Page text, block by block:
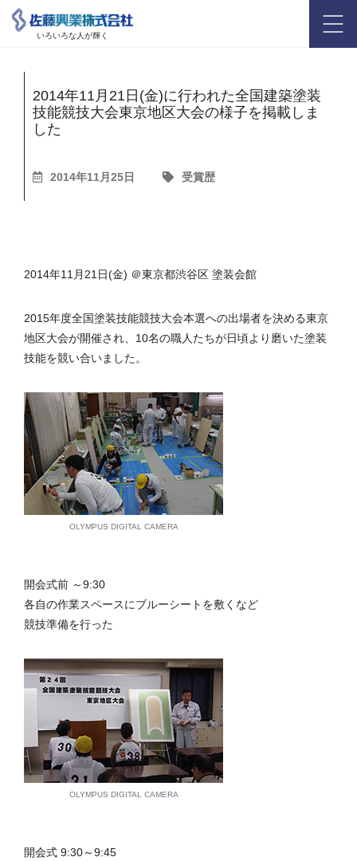
いろいろな人が輝く
2014年11月21日(金)に行われた全国建築塗装
技能競技大会東京地区大会の様子を掲載しま
した
2014年11月25日 受賞歴
2014年11月21日(金) ＠東京都渋谷区 塗装会館
2015年度全国塗装技能競技大会本選への出場者を決める東京
地区大会が開催され、10名の職人たちが日頃より磨いた塗装
技能を競い合いました。
OLYMPUS DIGITAL CAMERA
開会式前 ～9:30
各自の作業スペースにブルーシートを敷くなど
競技準備を行った
OLYMPUS DIGITAL CAMERA
開会式 9:30～9:45